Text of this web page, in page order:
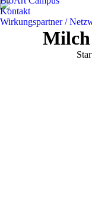
Kontakt
Wirkungspartner /
Milch
Sie